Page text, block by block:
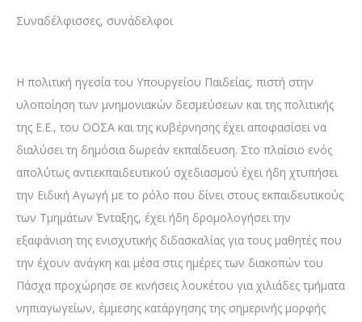
Συναδέλφισσες, συνάδελφοι
Η πολιτική ηγεσία του Υπουργείου Παιδείας, πιστή στην
υλοποίηση των μνημονιακών δεσμεύσεων και της πολιτικής
της Ε.Ε., του ΟΟΣΑ και της κυβέρνησης έχει αποφασίσει να
διαλύσει τη δημόσια δωρεάν εκπαίδευση. Στο πλαίσιο ενός
απολύτως αντιεκπαιδευτικού σχεδιασμού έχει ήδη χτυπήσει
την Ειδική Αγωγή με το ρόλο που δίνει στους εκπαιδευτικούς
των Τμημάτων Ένταξης, έχει ήδη δρομολογήσει την
εξαφάνιση της ενισχυτικής διδασκαλίας για τους μαθητές που
την έχουν ανάγκη και μέσα στις ημέρες των διακοπών του
Πάσχα προχώρησε σε κινήσεις λουκέτου για χιλιάδες τμήματα
νηπιαγωγείων, έμμεσης κατάργησης της σημερινής μορφής